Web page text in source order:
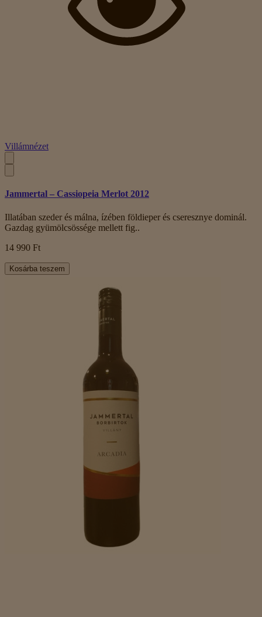
Villámnézet
Jammertal – Cassiopeia Merlot 2012
Illatában szeder és málna, ízében földieper és cseresznye dominál.
Gazdag gyümölcsössége mellett fig..
14 990 Ft
Kosárba teszem